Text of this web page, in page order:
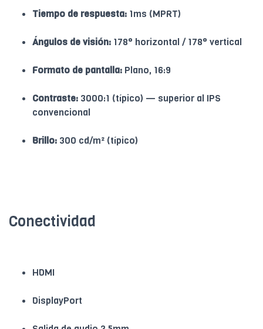
Tiempo de respuesta: 1ms (MPRT)
Ángulos de visión: 178° horizontal / 178° vertical
Formato de pantalla: Plano, 16:9
Contraste: 3000:1 (típico) — superior al IPS
convencional
Brillo: 300 cd/m² (típico)
Conectividad
HDMI
DisplayPort